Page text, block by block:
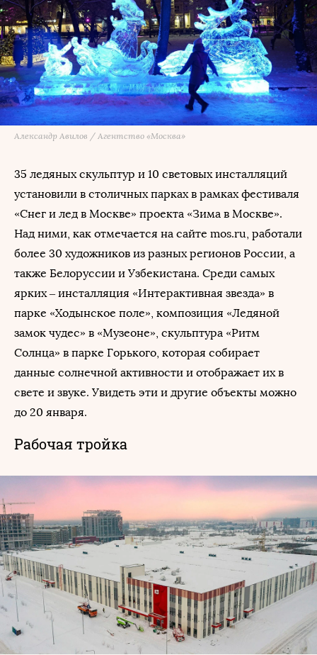
Александр Авилов / Агентство «Москва»
35 ледяных скульптур и 10 световых инсталляций
установили в столичных парках в рамках фестиваля
«Снег и лед в Москве» проекта «Зима в Москве».
Над ними, как отмечается на сайте mos.ru, работали
более 30 художников из разных регионов России, а
также Белоруссии и Узбекистана. Среди самых
ярких – инсталляция «Интерактивная звезда» в
парке «Ходынское поле», композиция «Ледяной
замок чудес» в «Музеоне», скульптура «Ритм
Солнца» в парке Горького, которая собирает
данные солнечной активности и отображает их в
свете и звуке. Увидеть эти и другие объекты можно
до 20 января.
Рабочая тройка